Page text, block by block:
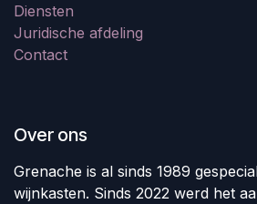
Diensten
Juridische afdeling
Contact
Over ons
Grenache is al sinds 1989
wijnkasten. Sinds 2022 werd het